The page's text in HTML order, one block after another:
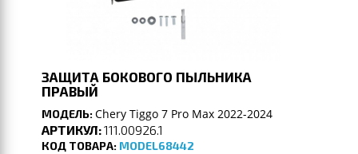
ЗАЩИТА БОКОВОГО ПЫЛЬНИКА
ПРАВЫЙ
МОДЕЛЬ:Chery Tiggo 7 Pro Max 2022-2024
АРТИКУЛ:111.00926.1
КОД ТОВАРА: MODEL68442